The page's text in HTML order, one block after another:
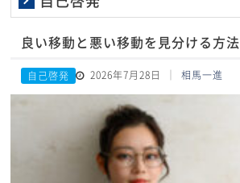
良い移動と悪い移動を見分ける方法
自己啓発 2026年7月28日 相馬一進